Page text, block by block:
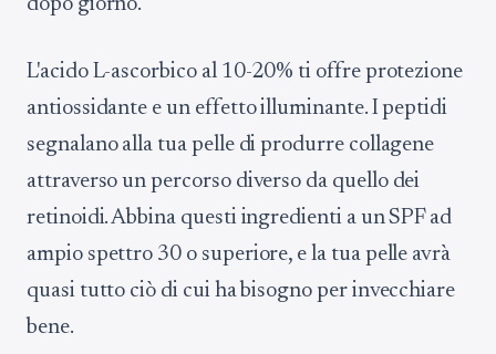
dopo giorno.
L'acido L-ascorbico al 10-20% ti offre protezione
antiossidante e un effetto illuminante. I peptidi
segnalano alla tua pelle di produrre collagene
attraverso un percorso diverso da quello dei
retinoidi. Abbina questi ingredienti a un SPF ad
ampio spettro 30 o superiore, e la tua pelle avrà
quasi tutto ciò di cui ha bisogno per invecchiare
bene.